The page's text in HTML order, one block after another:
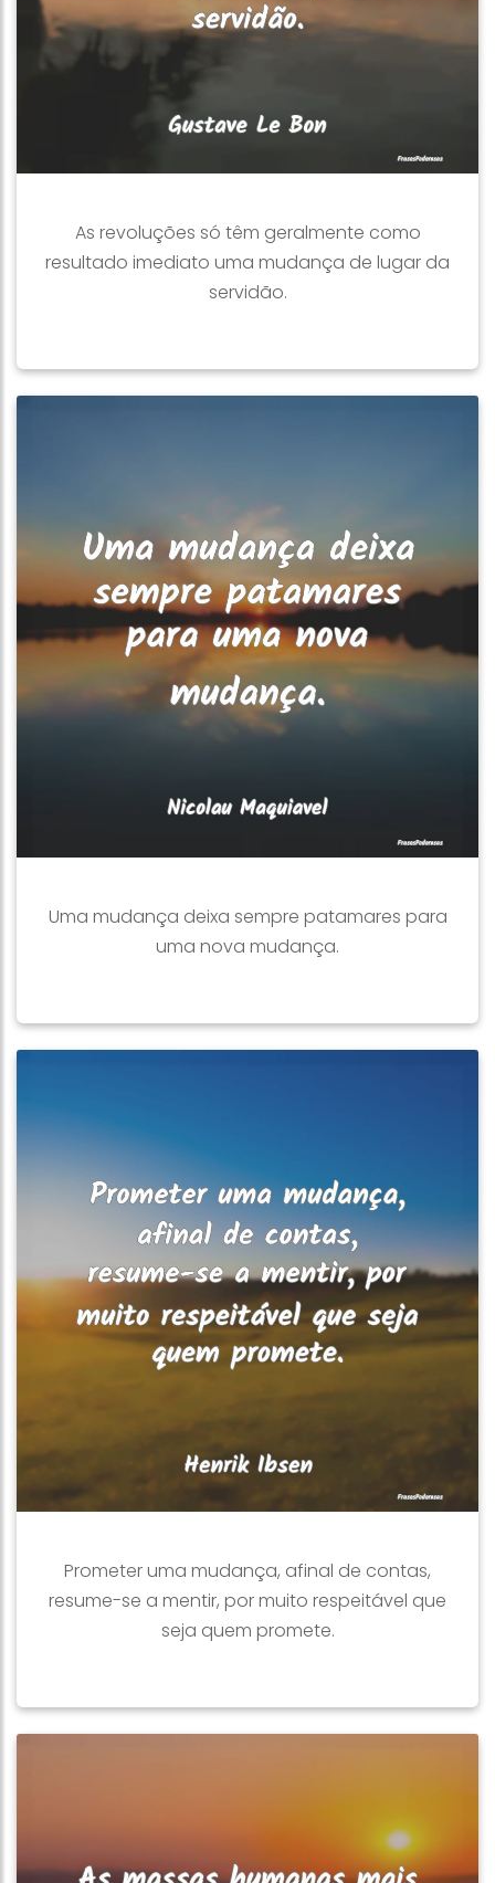
As revoluções só têm geralmente como
resultado imediato uma mudança de lugar da
servidão.
Uma mudança deixa sempre patamares para
uma nova mudança.
Prometer uma mudança, afinal de contas,
resume-se a mentir, por muito respeitável que
seja quem promete.